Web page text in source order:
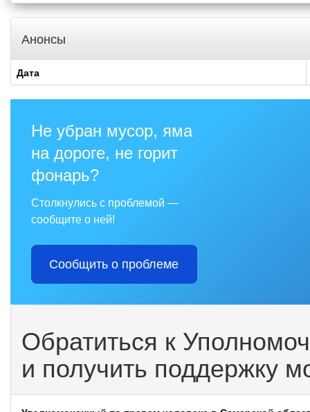
Анонсы
Дата
Не убран мусор, яма
на дороге, не горит
фонарь?
Столкнулись с проблемой —
сообщите о ней!
Сообщить о проблеме
Обратиться к
и получить поддержку